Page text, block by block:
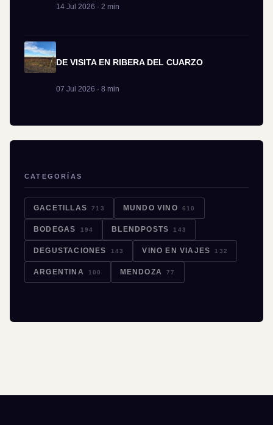
14 Jul 2026 · 2 min
DE VISITA EN RIBERA DEL CUARZO
07 Jul 2026 · 8 min
CATEGORÍAS
GACETILLAS 713 MUNDO VINO 610
BODEGAS 194 BLENDPOSTS 143
DEGUSTACIONES 143 VINO EN VIAJES 132
ARGENTINA 100 MENDOZA 77